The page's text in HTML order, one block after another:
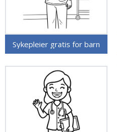
Sykepleier gratis for barn